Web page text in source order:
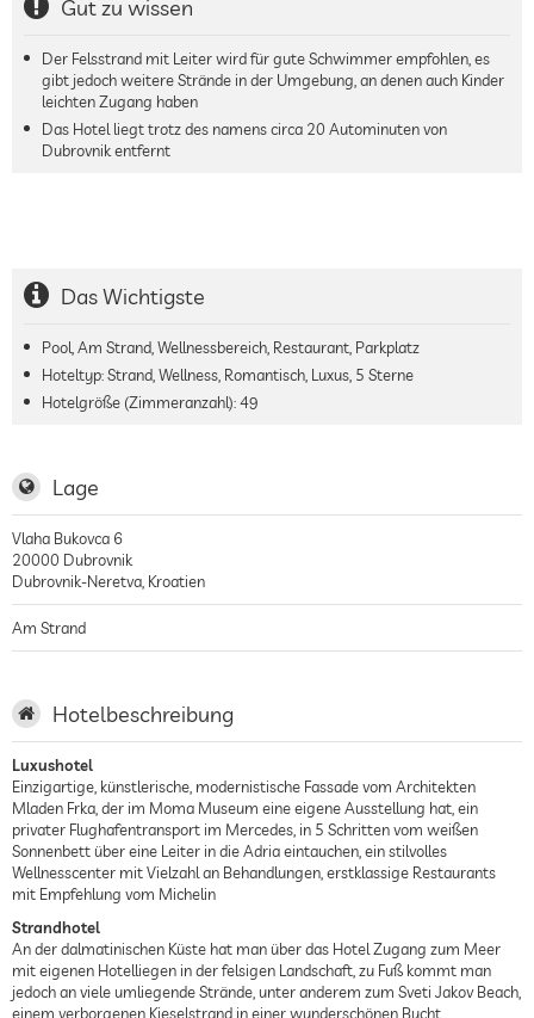
Gut zu wissen
Der Felsstrand mit Leiter wird für gute Schwimmer empfohlen, es
gibt jedoch weitere Strände in der Umgebung, an denen auch Kinder
leichten Zugang haben
Das Hotel liegt trotz des namens circa 20 Autominuten von
Dubrovnik entfernt
Das Wichtigste
Pool, Am Strand, Wellnessbereich, Restaurant, Parkplatz
Hoteltyp: Strand, Wellness, Romantisch, Luxus, 5 Sterne
Hotelgröße (Zimmeranzahl):49
Lage
Vlaha Bukovca 6
20000 Dubrovnik
Dubrovnik-Neretva Kroatien
Am Strand
Hotelbeschreibung
Luxushotel
Einzigartige, künstlerische, modernistische Fassade vom Architekten
Mladen Frka, der im Moma Museum eine eigene Ausstellung hat, ein
privater Flughafentransport im Mercedes, in 5 Schritten vom weißen
Sonnenbett über eine Leiter in die Adria eintauchen, ein stilvolles
Wellnesscenter mit Vielzahl an Behandlungen, erstklassige Restaurants
mit Empfehlung vom Michelin
Strandhotel
An der dalmatinischen Küste hat man über das Hotel Zugang zum Meer
mit eigenen Hotelliegen in der felsigen Landschaft, zu Fuß kommt man
jedoch an viele umliegende Strände, unter anderem zum Sveti Jakov Beach,
einem verborgenen Kieselstrand in einer wunderschönen Bucht